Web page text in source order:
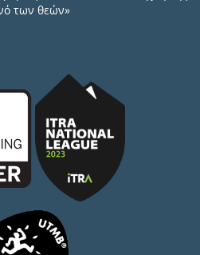
των θεών»